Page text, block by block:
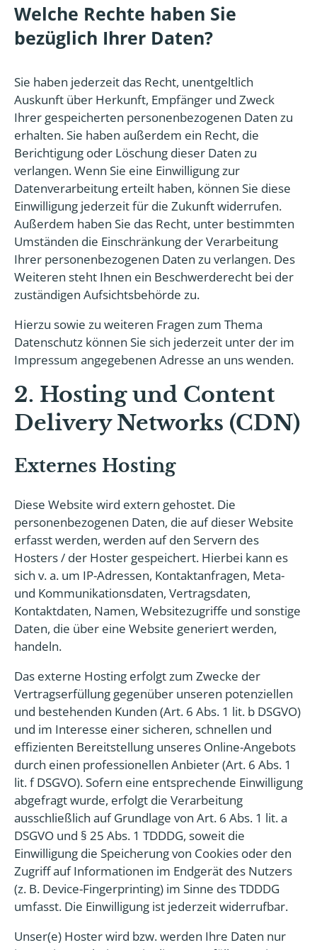
Welche Rechte haben Sie
bezüglich Ihrer Daten?
Sie haben jederzeit das Recht, unentgeltlich
Auskunft über Herkunft, Empfänger und Zweck
Ihrer gespeicherten personenbezogenen Daten zu
erhalten. Sie haben außerdem ein Recht, die
Berichtigung oder Löschung dieser Daten zu
verlangen. Wenn Sie eine Einwilligung zur
Datenverarbeitung erteilt haben, können Sie diese
Einwilligung jederzeit für die Zukunft widerrufen.
Außerdem haben Sie das Recht, unter bestimmten
Umständen die Einschränkung der Verarbeitung
Ihrer personenbezogenen Daten zu verlangen. Des
Weiteren steht Ihnen ein Beschwerderecht bei der
zuständigen Aufsichtsbehörde zu.
Hierzu sowie zu weiteren Fragen zum Thema
Datenschutz können Sie sich jederzeit unter der im
Impressum angegebenen Adresse an uns wenden.
2. Hosting und Content
Delivery Networks (CDN)
Externes Hosting
Diese Website wird extern gehostet. Die
personenbezogenen Daten, die auf dieser Website
erfasst werden, werden auf den Servern des
Hosters / der Hoster gespeichert. Hierbei kann es
sich v. a. um IP-Adressen, Kontaktanfragen, Meta-
und Kommunikationsdaten, Vertragsdaten,
Kontaktdaten, Namen, Websitezugriffe und sonstige
Daten, die über eine Website generiert werden,
handeln.
Das externe Hosting erfolgt zum Zwecke der
Vertragserfüllung gegenüber unseren potenziellen
und bestehenden Kunden (Art. 6 Abs. 1 lit. b DSGVO)
und im Interesse einer sicheren, schnellen und
effizienten Bereitstellung unseres Online-Angebots
durch einen professionellen Anbieter (Art. 6 Abs. 1
lit. f DSGVO). Sofern eine entsprechende Einwilligung
abgefragt wurde, erfolgt die Verarbeitung
ausschließlich auf Grundlage von Art. 6 Abs. 1 lit. a
DSGVO und § 25 Abs. 1 TDDDG, soweit die
Einwilligung die Speicherung von Cookies oder den
Zugriff auf Informationen im Endgerät des Nutzers
(z. B. Device-Fingerprinting) im Sinne des TDDDG
umfasst. Die Einwilligung ist jederzeit widerrufbar.
Unser(e) Hoster wird bzw. werden Ihre Daten nur